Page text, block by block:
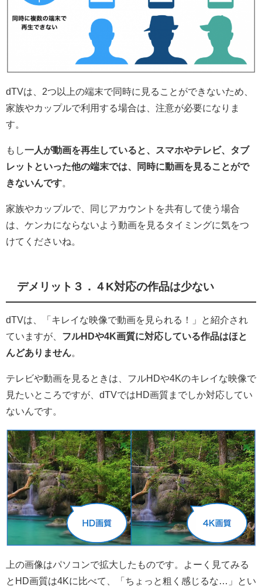
dTVは、2つ以上の端末で同時に見ることができないため、
家族やカップルで利用する場合は、注意が必要になりま
す。
もし一人が動画を再生していると、スマホやテレビ、タブ
レットといった他の端末では、同時に動画を見ることがで
きないんです。
家族やカップルで、同じアカウントを共有して使う場合
は、ケンカにならないよう動画を見るタイミングに気をつ
けてくださいね。
デメリット３．４K対応の作品は少ない
dTVは、「キレイな映像で動画を見られる！」と紹介され
ていますが、 フルHDや4K画質に対応している作品はほと
んどありません
テレビや動画を見るときは、フルHDや4Kのキレイな映像で
見たいところですが、dTVではHD画質までしか対応してい
ないんです。
上の画像はパソコンで拡大したものです。よーく見てみる
とHD画質は4Kに比べて、「ちょっと粗く感じるな…」とい